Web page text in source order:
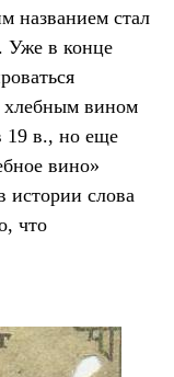
названием стал
Уже в конце
хлебным вином
19 в., но еще
вино»
истории слова
что